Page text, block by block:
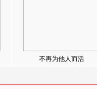
不再为他人而活